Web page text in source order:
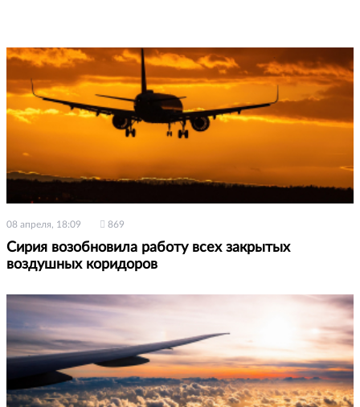
08 апреля, 18:09 869
Сирия возобновила работу всех закрытых
воздушных коридоров